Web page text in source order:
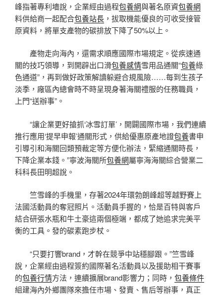
峰指著專利墻說，企業經由過程包養網與著名原資包養網
料供給商一起配合包養站長 ，拔取機能優良的可收受接管
原資料，將單支產物的碳排放下降了50%以上。
產物走向海內，還需求順應國際市場規定。從疾速通
關的技巧領導，到開辟出口滑包養感情雪用品通關“包養綠
色通道”，再到做好政策解讀躲避合規風險……每到生孩子
淡季，廠區內總會時不時呈現身著海關禮服的任務職員，
上門“送辦事”。
“讓企業更好搶抓‘冰雪訂單’，開闢國際市場，我們連續
推行應用‘提早申報’通關形式，供給優惠原產地證包養書申
引導引和海關回類預裁定等方便化辦法，緊縮通關時長，
下降企業本錢。”寧波海關所包養網屬寧海海關綜合營業二
科科長田明超說。
竺雪峰的手機里，存著2024年環勃朗峰超等越野賽上
法國活動員的奪冠照片。活動員手握的，恰是百特與客戶
結合研張水瓶和牛土豪這兩個極端，都成了她追求完美平
衡的工具。發的碳素跑步杖。
“只要打響brand，才幹在競爭中站穩腳跟。”竺雪峰
說，企業經由過程簽約國際著名活動員以及援助相干賽事
的包養行情方法，連續擴展brand影響力；同時， 包養條件
組建海內外鄉團隊來擔任市場、發賣、售后等辦事，真正